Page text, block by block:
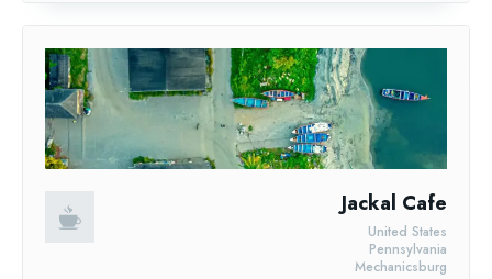
Jackal Cafe
Mechanicsburg
Pennsylvania
United States